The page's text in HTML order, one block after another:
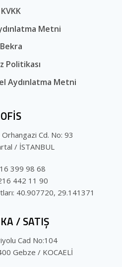
KVKK
Metni
Bekra
Politikası
Aydınlatma Metni
OFİS
Cd. No: 93
/ İSTANBUL
399 98 68
442 11 90
40.907720, 29.141371
/ SATIŞ
Cad No:104
Gebze / KOCAELİ